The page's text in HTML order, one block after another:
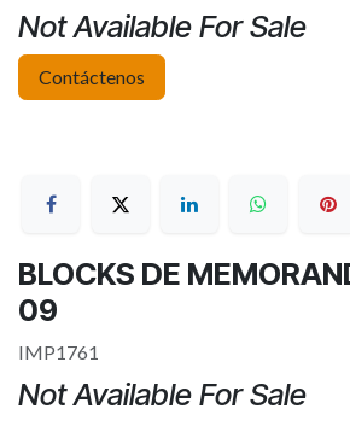
Not Available For Sale
Contáctenos
BLOCKS DE
09
IMP1761
Not Available For Sale